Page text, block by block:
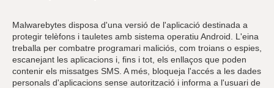
Malwarebytes disposa d'una versió de l'aplicació destinada a
protegir telèfons i tauletes amb sistema operatiu Android. L'eina
treballa per combatre programari maliciós, com troians o espies,
escanejant les aplicacions i, fins i tot, els enllaços que poden
contenir els missatges SMS. A més, bloqueja l'accés a les dades
personals d'aplicacions sense autorització i informa a l'usuari de